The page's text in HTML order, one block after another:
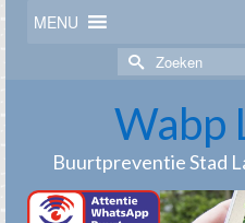
MENU
Zoek
naar:
Wabp
Buurtpreventie Stad